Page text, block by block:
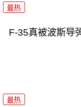
最热
F-35真被波斯导
最热